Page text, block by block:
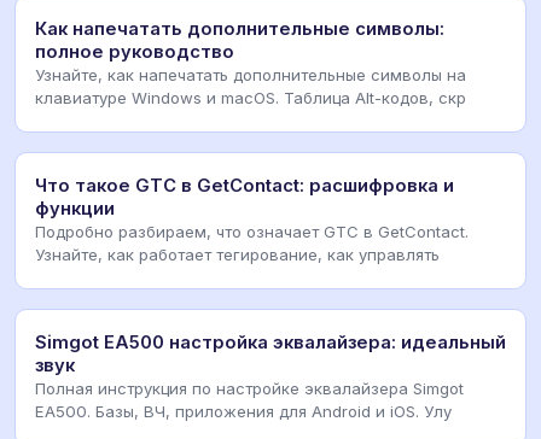
Как напечатать дополнительные символы:
полное руководство
Узнайте, как напечатать дополнительные символы на
клавиатуре Windows и macOS. Таблица Alt-кодов, скр
Что такое GTC в GetContact: расшифровка и
функции
Подробно разбираем, что означает GTC в GetContact.
Узнайте, как работает тегирование, как управлять
Simgot EA500 настройка эквалайзера: идеальный
звук
Полная инструкция по настройке эквалайзера Simgot
EA500. Базы, ВЧ, приложения для Android и iOS. Улу